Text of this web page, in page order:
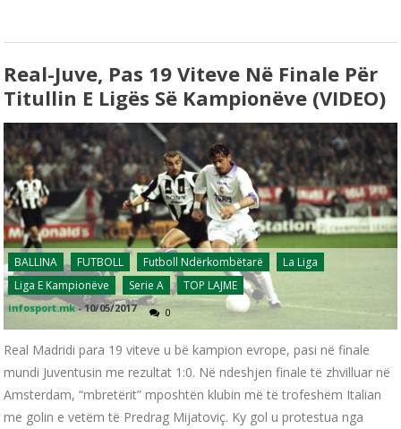
Real-Juve, Pas 19 Viteve Në Finale Për
Titullin E Ligës Së Kampionëve (VIDEO)
BALLINA FUTBOLL Futboll Ndërkombëtarë
La Liga
Liga E Kampionëve
Serie A TOP LAJME
infosport.mk -10/05/2017 0
Real Madridi para 19 viteve u bë kampion evrope, pasi në finale
mundi Juventusin me rezultat 1:0. Në ndeshjen finale të zhvilluar në
Amsterdam, “mbretërit” mposhtën klubin më të trofeshëm Italian
me golin e vetëm të Predrag Mijatoviç. Ky gol u protestua nga